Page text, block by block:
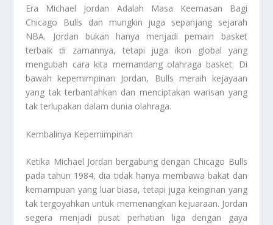
Era Michael Jordan Adalah Masa Keemasan Bagi
Chicago Bulls dan mungkin juga sepanjang sejarah
NBA. Jordan bukan hanya menjadi pemain basket
terbaik di zamannya, tetapi juga ikon global yang
mengubah cara kita memandang olahraga basket. Di
bawah kepemimpinan Jordan, Bulls meraih kejayaan
yang tak terbantahkan dan menciptakan warisan yang
tak terlupakan dalam dunia olahraga.
Kembalinya Kepemimpinan
Ketika Michael Jordan bergabung dengan Chicago Bulls
pada tahun 1984, dia tidak hanya membawa bakat dan
kemampuan yang luar biasa, tetapi juga keinginan yang
tak tergoyahkan untuk memenangkan kejuaraan. Jordan
segera menjadi pusat perhatian liga dengan gaya